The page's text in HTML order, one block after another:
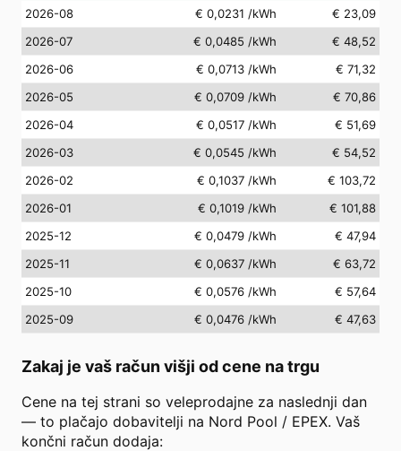
2026-08 € 0,0231 /kWh
€ 23,09
2026-07
€ 0,0485 /kWh
€ 48,52
2026-06
€ 0,0713 /kWh
€ 71,32
2026-05
€ 0,0709 /kWh
€ 70,86
2026-04
€ 0,0517 /kWh
€ 51,69
2026-03
€ 0,0545 /kWh
€ 54,52
2026-02
€ 0,1037 /kWh
€ 103,72
2026-01
€ 0,1019 /kWh
€ 101,88
2025-12
€ 0,0479 /kWh
€ 47,94
2025-11
€ 0,0637 /kWh
€ 63,72
2025-10
€ 0,0576 /kWh
€ 57,64
2025-09
€ 0,0476 /kWh € 47,63
Zakaj je vaš račun višji od cene na trgu
Cene na tej strani so veleprodajne za naslednji dan
— to plačajo dobavitelji na Nord Pool / EPEX. Vaš
končni račun dodaja: